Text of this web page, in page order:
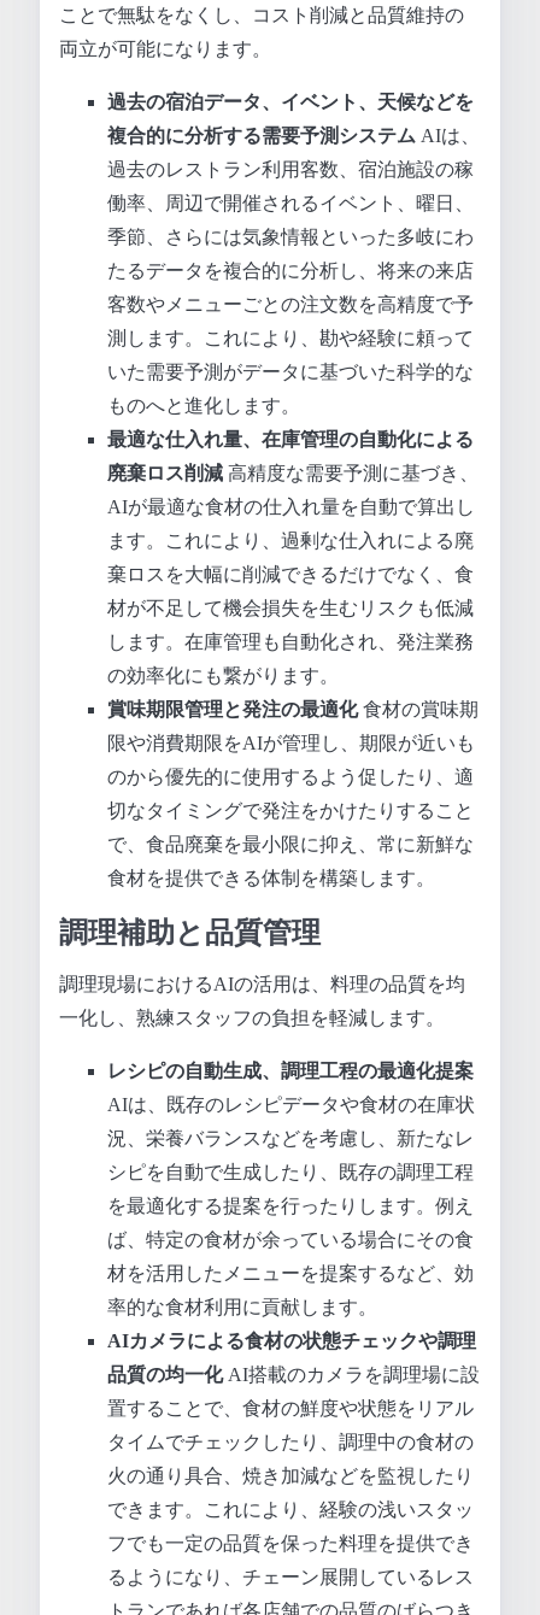
ことで無駄をなくし、コスト削減と品質維持の
両立が可能になります。
過去の宿泊データ、イベント、天候などを
複合的に分析する需要予測システム AIは、
過去のレストラン利用客数、宿泊施設の稼
働率、周辺で開催されるイベント、曜日、
季節、さらには気象情報といった多岐にわ
たるデータを複合的に分析し、将来の来店
客数やメニューごとの注文数を高精度で予
測します。これにより、勘や経験に頼って
いた需要予測がデータに基づいた科学的な
ものへと進化します。
最適な仕入れ量、在庫管理の自動化による
廃棄ロス削減高精度な需要予測に基づき、
AIが最適な食材の仕入れ量を自動で算出し
ます。これにより、過剰な仕入れによる廃
棄ロスを大幅に削減できるだけでなく、食
材が不足して機会損失を生むリスクも低減
します。在庫管理も自動化され、発注業務
の効率化にも繋がります。
賞味期限管理と発注の最適化食材の賞味期
限や消費期限をAIが管理し、期限が近いも
のから優先的に使用するよう促したり、適
切なタイミングで発注をかけたりすること
で、食品廃棄を最小限に抑え、常に新鮮な
食材を提供できる体制を構築します。
調理補助と品質管理
調理現場におけるAIの活用は、料理の品質を均
一化し、熟練スタッフの負担を軽減します。
レシピの自動生成、調理工程の最適化提案
AIは、既存のレシピデータや食材の在庫状
況、栄養バランスなどを考慮し、新たなレ
シピを自動で生成したり、既存の調理工程
を最適化する提案を行ったりします。例え
ば、特定の食材が余っている場合にその食
材を活用したメニューを提案するなど、効
率的な食材利用に貢献します。
AIカメラによる食材の状態チェックや調理
品質の均一化AI搭載のカメラを調理場に設
置することで、食材の鮮度や状態をリアル
タイムでチェックしたり、調理中の食材の
火の通り具合、焼き加減などを監視したり
できます。これにより、経験の浅いスタッ
フでも一定の品質を保った料理を提供でき
るようになり、チェーン展開しているレス